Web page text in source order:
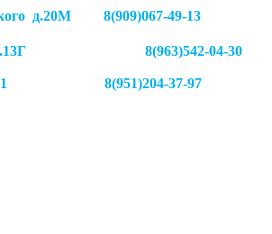
д.20М 8(909)067-
д.13Г 8(963)542-04-30
8(951)204-37-97